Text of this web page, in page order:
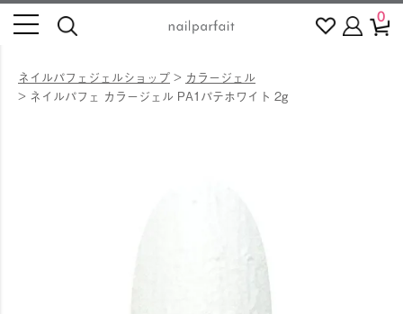
0
ネイルパフェジェルショップ
カラージェル
ネイルパフェ カラージェル PA1パテホワイト 2g